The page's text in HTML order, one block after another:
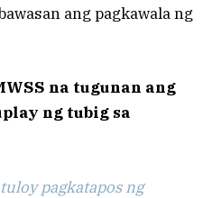
ang pagkawala ng
na tugunan ang
ng tubig sa
pagkatapos ng